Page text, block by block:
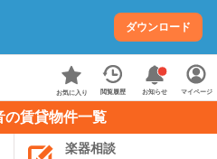
ダウンロード
お気に入り 閲覧履歴 お知らせ マイページ
の賃貸物件一覧
楽器相談